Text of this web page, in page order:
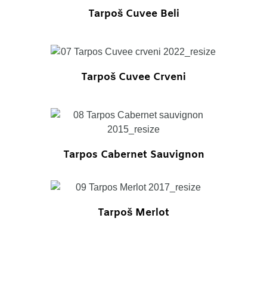
Tarpoš Cuvee Beli
Tarpoš Cuvee Crveni
Tarpos Cabernet Sauvignon
Tarpoš Merlot